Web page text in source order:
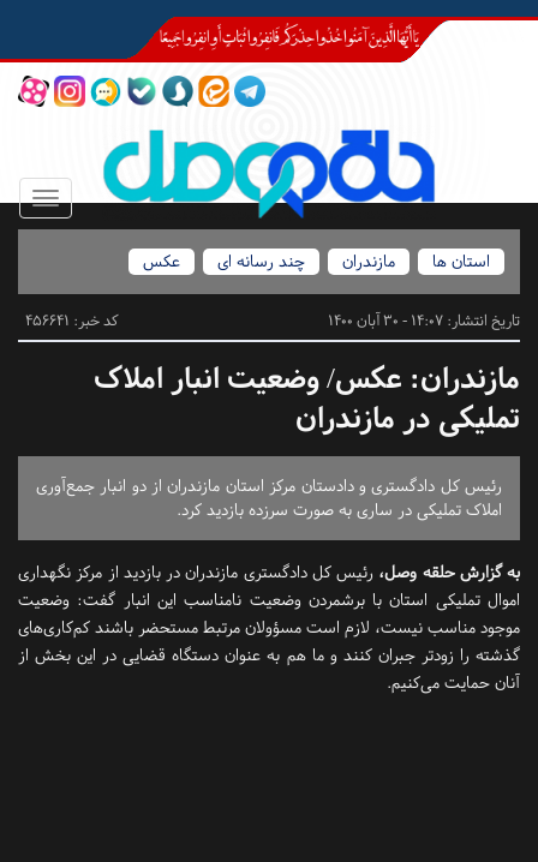
Toggle
استان ها
مازندران چند رسانه ای عکس
تاریخ انتشار: 14:07 - 30 آبان 1400 کد خبر: 456641
مازندران: عکس/ وضعیت انبار املاک
تملیکی در مازندران
رئیس کل دادگستری و دادستان مرکز استان مازندران از دو انبار جمع‌آوری
املاک تملیکی در ساری به صورت سرزده بازدید کرد.
به گزارش حلقه وصل، رئیس کل دادگستری مازندران در بازدید از مرکز نگهداری
اموال تملیکی استان با برشمردن وضعیت نامناسب این انبار گفت: وضعیت
موجود مناسب نیست، لازم است مسؤولان مرتبط مستحضر باشند کم‌کاری‌های
گذشته را زودتر جبران کنند و ما هم به عنوان دستگاه قضایی در این بخش از
آنان حمایت می‌کنیم.